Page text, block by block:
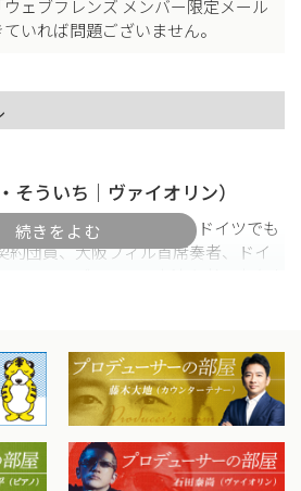
ェブフレンズ メンバー限定メール
いれば問題ございません。
そういち｜ヴァイオリン）
じめ、桐朋学園大卒業。ドイツでも
約団員、大阪フィル首席奏者、ドイ
。「その魅力的な音色で聴衆を一つ
友)など誌上でもたびたび注目を浴び
の〈愉快なヴァイオリン教室サロン・
がら学ぶ番組作りで多くの音楽愛好
。（チャンネル登録者1万人超）洗足
。2014 年10月石田組に加入。